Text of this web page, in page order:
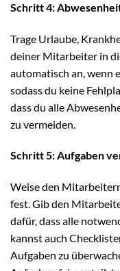
Schritt 4:
Trage Urlaube,
deiner Mitarbeiter in
automatisch an, wenn
sodass du keine
dass du alle
zu vermeiden.
Schritt 5: Aufgaben
Weise den
fest. Gib den
dafür, dass alle
kannst auch
Aufgaben zu